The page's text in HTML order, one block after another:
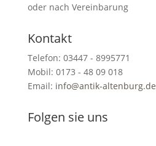
oder nach Vereinbarung
Kontakt
Telefon: 03447 - 8995771
Mobil: 0173 - 48 09 018
Email: info@antik-altenburg.de
Folgen sie uns